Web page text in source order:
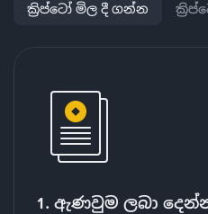
ක්‍රිප්ටෝ මිල දී ගන්න
1. ඇණවුම ලබා